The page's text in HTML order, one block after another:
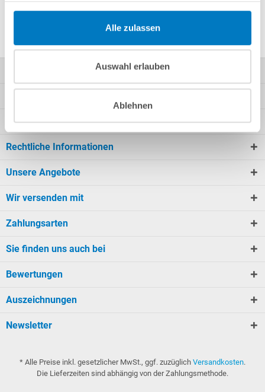
Alle zulassen
Auswahl erlauben
Ablehnen
Kundeninformationen
Rechtliche Informationen
Unsere Angebote
Wir versenden mit
Zahlungsarten
Sie finden uns auch bei
Bewertungen
Auszeichnungen
Newsletter
* Alle Preise inkl. gesetzlicher MwSt., ggf. zuzüglich Versandkosten.
Die Lieferzeiten sind abhängig von der Zahlungsmethode.